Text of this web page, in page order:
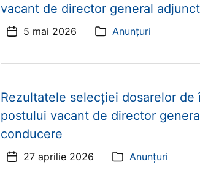
vacant de director general
Dată5 mai 2026 Categorii
Anunțuri
Rezultatele selecției dosarelor
postului vacant de director
conducere
Dată27 aprilie 2026 Categorii
Anunțuri